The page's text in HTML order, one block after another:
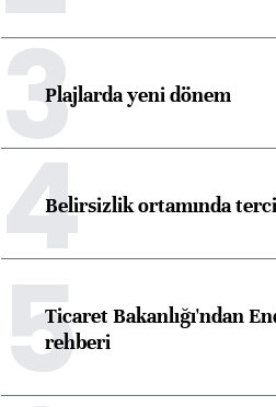
3Plajlarda yeni dönem
4Belirsizlik ortamında
5Ticaret Bakanlığı'ndan
rehberi